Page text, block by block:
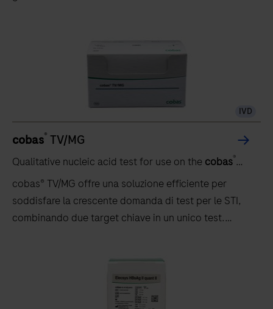
IVD
cobas® TV/MG
Qualitative nucleic acid test for use on the cobas®
5800/6800/8800 systems
cobas® TV/MG offre una soluzione efficiente per
soddisfare la crescente domanda di test per le STI,
combinando due target chiave in un unico test.